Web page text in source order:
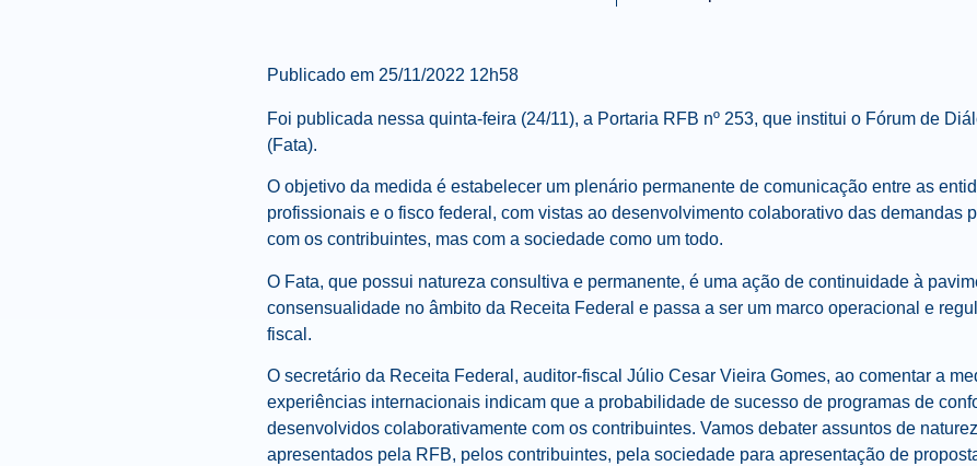
Publicado em 25/11/2022 12h58
Foi publicada nessa quinta-feira (24/11), a Portaria RFB nº 253, que institui o Fórum de
(Fata).
O objetivo da medida é estabelecer um plenário permanente de comunicação entre as
profissionais e o fisco federal, com vistas ao desenvolvimento colaborativo das demandas
com os contribuintes, mas com a sociedade como um todo.
O Fata, que possui natureza consultiva e permanente, é uma ação de continuidade à
consensualidade no âmbito da Receita Federal e passa a ser um marco operacional e
fiscal.
O secretário da Receita Federal, auditor-fiscal Júlio Cesar Vieira Gomes, ao comentar a
experiências internacionais indicam que a probabilidade de sucesso de programas de
desenvolvidos colaborativamente com os contribuintes. Vamos debater assuntos de
apresentados pela RFB, pelos contribuintes, pela sociedade para apresentação de